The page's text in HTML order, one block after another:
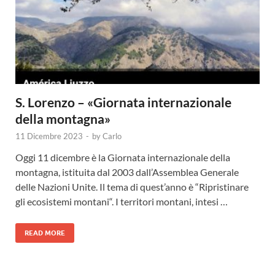
S. Lorenzo – «Giornata internazionale
della montagna»
11 Dicembre 2023 - byCarlo
Oggi 11 dicembre è la Giornata internazionale della
montagna, istituita dal 2003 dall’Assemblea Generale
delle Nazioni Unite. Il tema di quest’anno è “Ripristinare
gli ecosistemi montani“. I territori montani, intesi …
READ MORE